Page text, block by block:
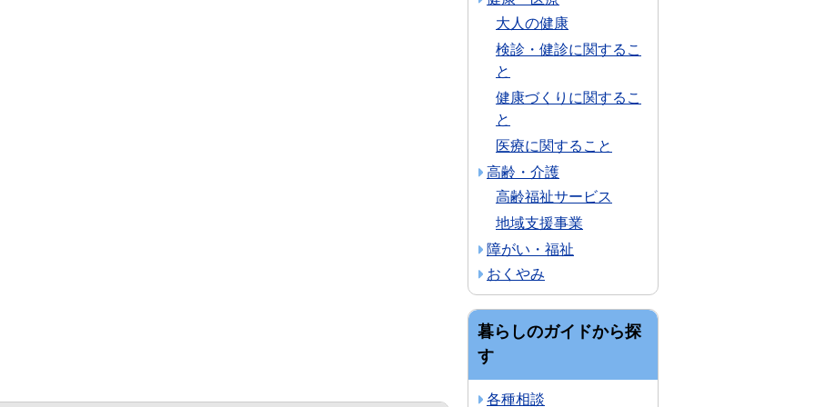
大人の健康
検診・健診に関するこ
と
健康づくりに関するこ
と
医療に関すること
高齢・介護
高齢福祉サービス
地域支援事業
障がい・福祉
おくやみ
暮らしのガイドから探
す
各種相談